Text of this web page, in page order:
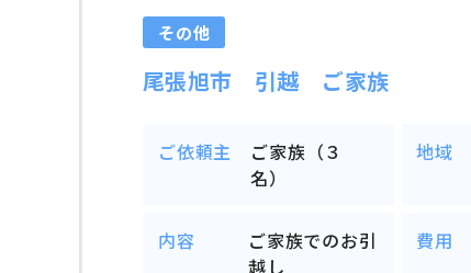
その他
尾張旭市 引越 ご家族
ご依頼主
ご家族（３
名）
地域
内容
ご家族でのお引
越し
費用